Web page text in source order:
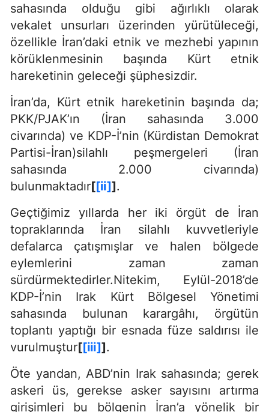
sahasında olduğu gibi ağırlıklı olarak
vekalet unsurları üzerinden yürütüleceği,
özellikle İran’daki etnik ve mezhebi yapının
körüklenmesinin başında Kürt etnik
hareketinin geleceği şüphesizdir.
İran’da, Kürt etnik hareketinin başında da;
PKK/PJAK’ın (İran sahasında 3.000
civarında) ve KDP-İ’nin (Kürdistan Demokrat
Partisi-İran)silahlı peşmergeleri (İran
sahasında 2.000 civarında)
bulunmaktadır[[ii]].
Geçtiğimiz yıllarda her iki örgüt de İran
topraklarında İran silahlı kuvvetleriyle
defalarca çatışmışlar ve halen bölgede
eylemlerini zaman zaman
sürdürmektedirler.Nitekim, Eylül-2018’de
KDP-İ’nin Irak Kürt Bölgesel Yönetimi
sahasında bulunan karargâhı, örgütün
toplantı yaptığı bir esnada füze saldırısı ile
vurulmuştur[[iii]].
Öte yandan, ABD’nin Irak sahasında; gerek
askeri üs, gerekse asker sayısını artırma
girişimleri bu bölgenin İran’a yönelik bir